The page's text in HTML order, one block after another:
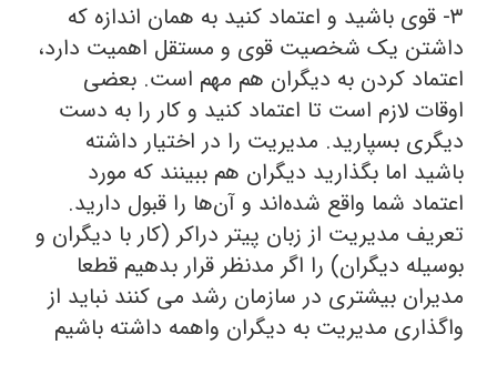
۳- قوی باشید و اعتماد کنید به همان اندازه که
داشتن یک شخصیت قوی و مستقل اهمیت دارد،
اعتماد کردن به دیگران هم مهم است. بعضی
اوقات لازم است تا اعتماد کنید و کار را به دست
دیگری بسپارید. مدیریت را در اختیار داشته
باشید اما بگذارید دیگران هم ببینند که مورد
اعتماد شما واقع شده‌اند و آن‌ها را قبول دارید.
تعریف مدیریت از زبان پیتر دراکر (کار با دیگران و
بوسیله دیگران) را اگر مدنظر قرار بدهیم قطعا
مدیران بیشتری در سازمان رشد می کنند نباید از
واگذاری مدیریت به دیگران واهمه داشته باشیم